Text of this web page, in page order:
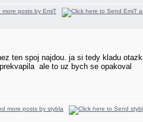
ten spoj najdou. ja si tedy kladu
ale to uz bych se opakoval